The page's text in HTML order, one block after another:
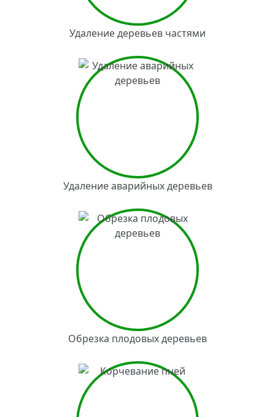
Удаление деревьев частями
Удаление аварийных деревьев
Обрезка плодовых деревьев